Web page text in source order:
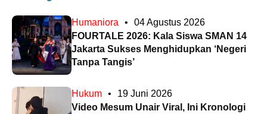
Humaniora •
04 Agustus 2026
FOURTALE 2026: Kala Siswa SMAN 14
Jakarta Sukses Menghidupkan ‘Negeri
Tanpa Tangis’
Hukum •
19 Juni 2026
Video Mesum Unair Viral, Ini Kronologi